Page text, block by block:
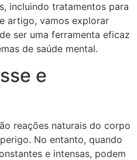
incluindo tratamentos para
artigo, vamos explorar
ser uma ferramenta eficaz
de saúde mental.
e
reações naturais do corpo
No entanto, quando
e intensas, podem